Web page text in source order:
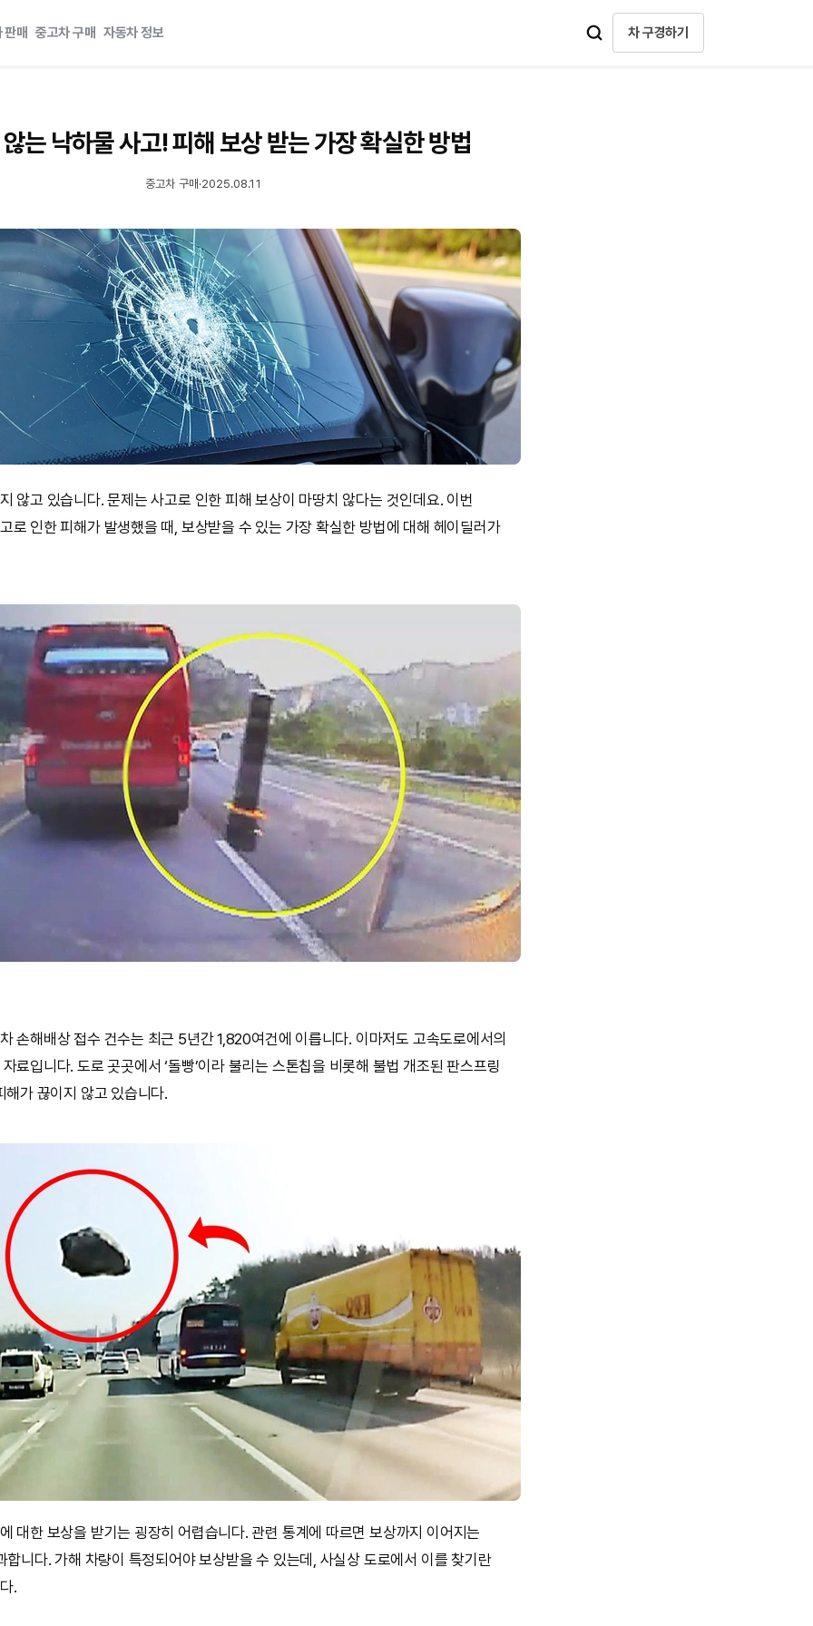
판매 중고차 구매 자동차 정보 차 구경하기
는 낙하물 사고! 피해 보상 받는 가장 확실한 방법
중고차 구매 ·2025.08.11
않고 있습니다. 문제는 사고로 인한 피해 보상이 마땅치 않다는 것인데요. 이번
로 인한 피해가 발생했을 때, 보상받을 수 있는 가장 확실한 방법에 대해 헤이딜러가
손해배상 접수 건수는 최근 5년간 1,820여건에 이릅니다. 이마저도 고속도로에서의
료입니다. 도로 곳곳에서 ‘돌빵’이라 불리는 스톤칩을 비롯해 불법 개조된 판스프링
해가 끊이지 않고 있습니다.
대한 보상을 받기는 굉장히 어렵습니다. 관련 통계에 따르면 보상까지 이어지는
니다. 가해 차량이 특정되어야 보상받을 수 있는데, 사실상 도로에서 이를 찾기란
.